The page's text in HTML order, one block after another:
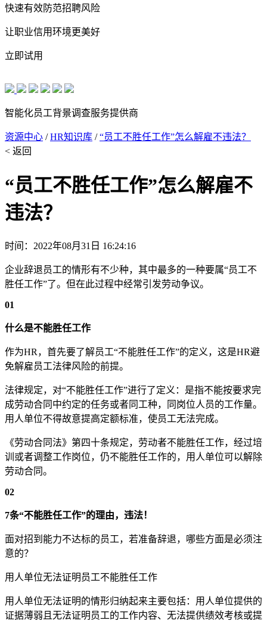
快速有效防范招聘风险
让职业信用环境更美好
立即试用
智能化员工背景调查服务提供商
资源中心 /HR知识库 /“员工不胜任工作”怎么解雇不违法？
< 返回
“员工不胜任工作”怎么解雇不
违法？
时间：2022年08月31日 16:24:16
企业辞退员工的情形有不少种，其中最多的一种要属“员工不
胜任工作”了。但在此过程中经常引发劳动争议。
01
什么是不能胜任工作
作为HR，首先要了解员工“不能胜任工作”的定义，这是HR避
免解雇员工法律风险的前提。
法律规定，对“不能胜任工作”进行了定义：是指不能按要求完
成劳动合同中约定的任务或者同工种，同岗位人员的工作量。
用人单位不得故意提高定额标准，使员工无法完成。
《劳动合同法》第四十条规定，劳动者不能胜任工作，经过培
训或者调整工作岗位，仍不能胜任工作的，用人单位可以解除
劳动合同。
02
7条“不能胜任工作”的理由，违法！
面对招到能力不达标的员工，若准备辞退，哪些方面是必须注
意的？
用人单位无法证明员工不能胜任工作
用人单位无法证明的情形归纳起来主要包括：用人单位提供的
证据薄弱且无法证明员工的工作内容、无法提供绩效考核或提